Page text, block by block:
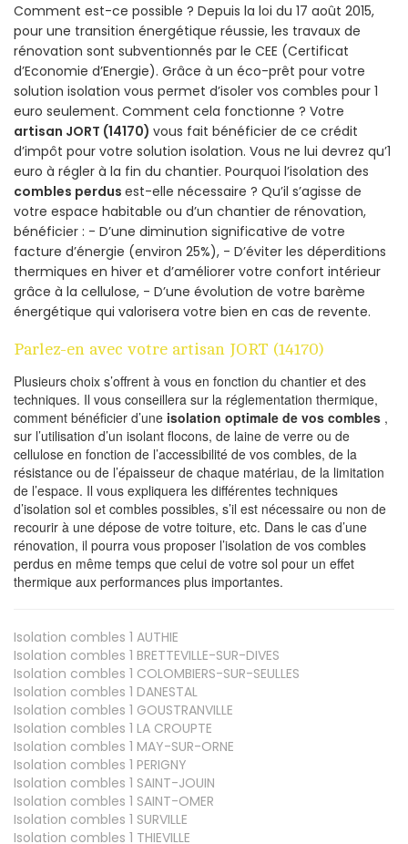
Comment est-ce possible ? Depuis la loi du 17 août 2015,
pour une transition énergétique réussie, les travaux de
rénovation sont subventionnés par le CEE (Certificat
d’Economie d’Energie). Grâce à un éco-prêt pour votre
solution isolation vous permet d’isoler vos combles pour 1
euro seulement. Comment cela fonctionne ? Votre
artisan JORT (14170) vous fait bénéficier de ce crédit
d’impôt pour votre solution isolation. Vous ne lui devrez qu’1
euro à régler à la fin du chantier. Pourquoi l’isolation des
combles perdus est-elle nécessaire ? Qu’il s’agisse de
votre espace habitable ou d’un chantier de rénovation,
bénéficier : - D’une diminution significative de votre
facture d’énergie (environ 25%), - D’éviter les déperditions
thermiques en hiver et d’améliorer votre confort intérieur
grâce à la cellulose, - D’une évolution de votre barème
énergétique qui valorisera votre bien en cas de revente.
Parlez-en avec votre artisan JORT (14170)
Plusieurs choix s’offrent à vous en fonction du chantier et des
techniques. Il vous conseillera sur la réglementation thermique,
comment bénéficier d’une isolation optimale de vos combles ,
sur l’utilisation d’un isolant flocons, de laine de verre ou de
cellulose en fonction de l’accessibilité de vos combles, de la
résistance ou de l’épaisseur de chaque matériau, de la limitation
de l’espace. Il vous expliquera les différentes techniques
d’isolation sol et combles possibles, s’il est nécessaire ou non de
recourir à une dépose de votre toiture, etc. Dans le cas d’une
rénovation, il pourra vous proposer l’isolation de vos combles
perdus en même temps que celui de votre sol pour un effet
thermique aux performances plus importantes.
Isolation combles 1 AUTHIE
Isolation combles 1 BRETTEVILLE-SUR-DIVES
Isolation combles 1 COLOMBIERS-SUR-SEULLES
Isolation combles 1 DANESTAL
Isolation combles 1 GOUSTRANVILLE
Isolation combles 1 LA CROUPTE
Isolation combles 1 MAY-SUR-ORNE
Isolation combles 1 PERIGNY
Isolation combles 1 SAINT-JOUIN
Isolation combles 1 SAINT-OMER
Isolation combles 1 SURVILLE
Isolation combles 1 THIEVILLE